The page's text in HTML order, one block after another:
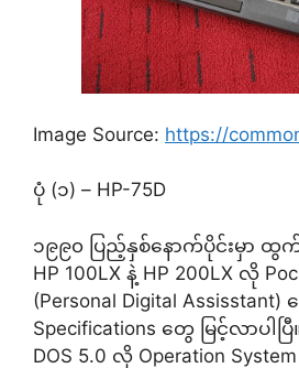
Image Source: https://
ပုံ (၁) – HP-75D
၁၉၉၀ ပြည့်နှစ်နောက်ပိုင်းမှာ ထွ
HP 100LX နဲ့ HP 200LX လို
(Personal Digital
Specifications တွေ မြင့်လာပါပ
DOS 5.0 လို Operation